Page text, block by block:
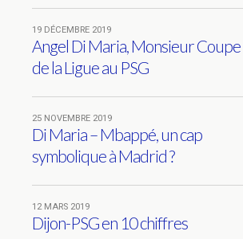
19 DÉCEMBRE 2019
Angel Di Maria, Monsieur Coupe
de la Ligue au PSG
25 NOVEMBRE 2019
Di Maria – Mbappé, un cap
symbolique à Madrid ?
12 MARS 2019
Dijon-PSG en 10 chiffres